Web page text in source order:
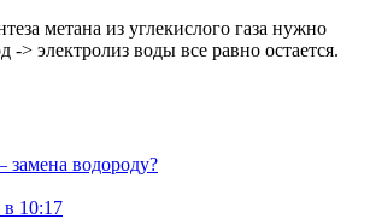
метана из углекислого газа нужно
-> электролиз воды все равно остается.
водороду?
в 10:17